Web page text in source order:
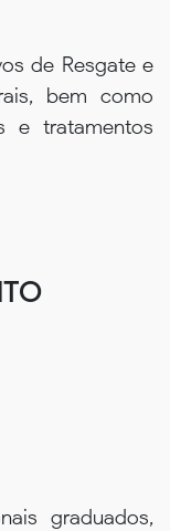
de Resgate e
bem como
e tratamentos
graduados,